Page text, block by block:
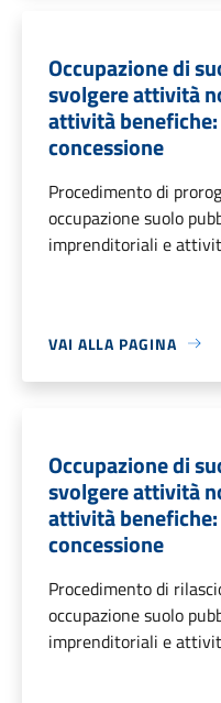
Occupazione di
svolgere attività
attività
concessione
Procedimento di
occupazione suolo
imprenditoriali e
VAI ALLA PAGINA
Occupazione di
svolgere attività
attività
concessione
Procedimento di
occupazione suolo
imprenditoriali e